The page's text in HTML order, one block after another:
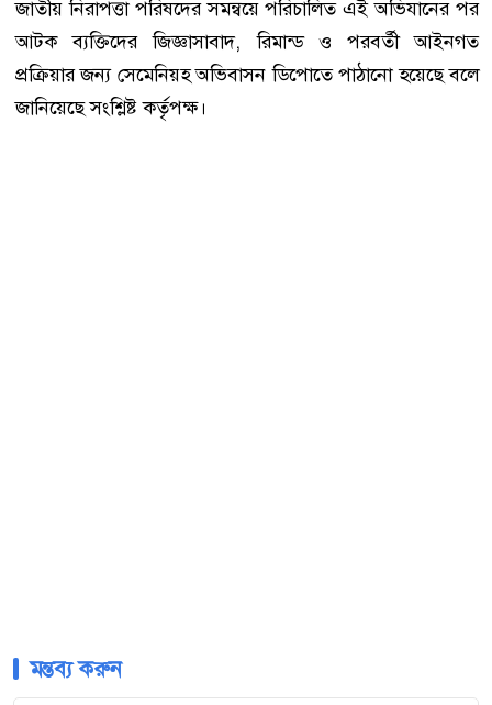
জাতীয় নিরাপত্তা পরিষদের সমন্বয়ে পরিচালিত এই অভিযানের পর
আটক ব্যক্তিদের জিজ্ঞাসাবাদ, রিমান্ড ও পরবর্তী আইনগত
প্রক্রিয়ার জন্য সেমেনিয়হ অভিবাসন ডিপোতে পাঠানো হয়েছে বলে
জানিয়েছে সংশ্লিষ্ট কর্তৃপক্ষ।
মন্তব্য করুন